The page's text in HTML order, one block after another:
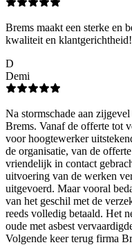
Brems maakt een sterke en
kwaliteit en klantgerichtheid!
D
Demi
Na stormschade aan
Brems. Vanaf de offerte tot
voor hoogtewerker
de organisatie, van de
vriendelijk in contact
uitvoering van de werken
uitgevoerd. Maar vooral
van het geschil met de
reeds volledig betaald. Het
oude met asbest
Volgende keer terug firma